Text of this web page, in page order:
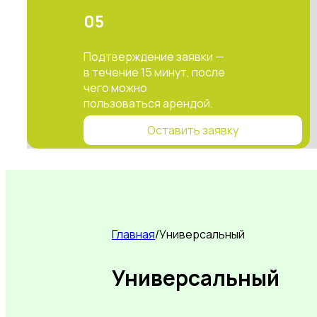
05
Подтверждение заявки —
в течение 15 минут, после
чего можно
пользоваться арендой.
Оставить заявку
Главная/Универсальный
Универсальный